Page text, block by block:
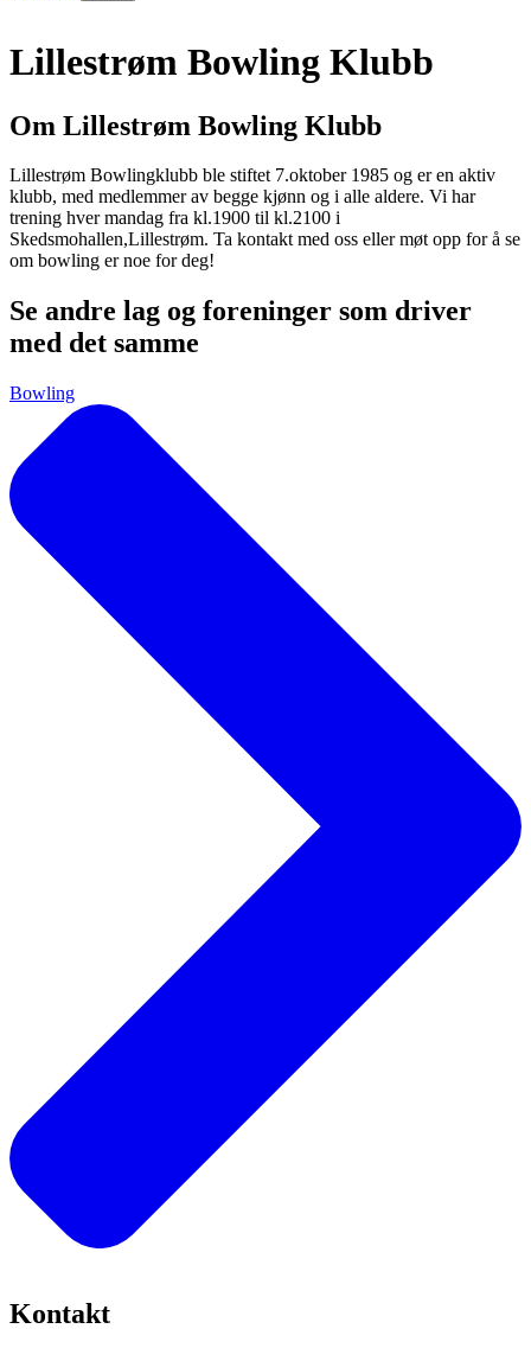
Lillestrøm Bowling Klubb
Om Lillestrøm Bowling Klubb
Lillestrøm Bowlingklubb ble stiftet 7.oktober 1985 og er en aktiv
klubb, med medlemmer av begge kjønn og i alle aldere. Vi har
trening hver mandag fra kl.1900 til kl.2100 i
Skedsmohallen,Lillestrøm. Ta kontakt med oss eller møt opp for å se
om bowling er noe for deg!
Se andre lag og foreninger som driver
med det samme
Bowling
Kontakt